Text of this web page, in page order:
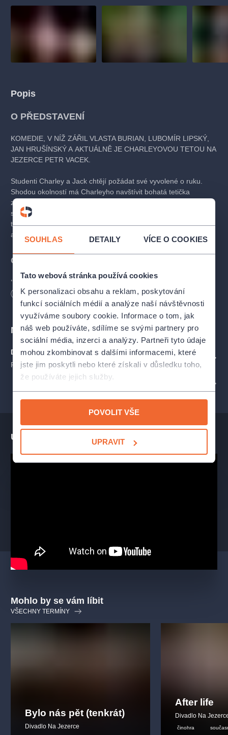
SOUHLAS DETAILY VÍCE O COOKIES
Tato webová stránka používá cookies
K personalizaci obsahu a reklam, poskytování
funkcí sociálních médií a analýze naší návštěvnosti
využíváme soubory cookie. Informace o tom, jak
náš web používáte, sdílíme se svými partnery pro
sociální média, inzerci a analýzy. Partneři tyto údaje
mohou zkombinovat s dalšími informacemi, které
jste jim poskytli nebo které získali v důsledku toho,
že používáte jejich služby.
POVOLIT VŠE
UPRAVIT
Popis
O PŘEDSTAVENÍ
KOMEDIE, V NÍŽ ZÁŘIL VLASTA BURIAN, LUBOMÍR LIPSKÝ,
JAN HRUŠÍNSKÝ A AKTUÁLNĚ JE CHARLEYOVOU TETOU NA
JEZERCE PETR VACEK.
Studenti Charley a Jack chtějí požádat své vyvolené o ruku.
Shodou okolností má Charleyho navštívit bohatá tetička
z Brazílie. Její příjezd se ale opozdí, a tak studenti donutí
spolužáka Babse, aby se přestrojil a kryl jim záda v úloze
tetičky. Celý příběh ovšem zkomplikuje příjezd pravé tety
a Babsovy lásky Elly.
Obsazení
Lord Fancourt Babberley: Petr Vacek
Charles Wykeham:Petr Macháček
Charles Wykeham:Ondřej Dvořák
Jack Chesney:Martin Leták
Dona Lucie d'Alvadorez:Miluše Šplechtová
Tvůrci
Režie:Jan Hrušínský
Asistentka režie:
Délka 120 minut
Místa
Divadlo Na Jezerce
Praha
ZOBRAZIT NA MAPĚ
Ukázka představení
Mohlo by se vám líbit
VŠECHNY TERMÍNY
Bylo nás pět (tenkrát)
Divadlo Na Jezerce
After life
Divadlo Na
činohra